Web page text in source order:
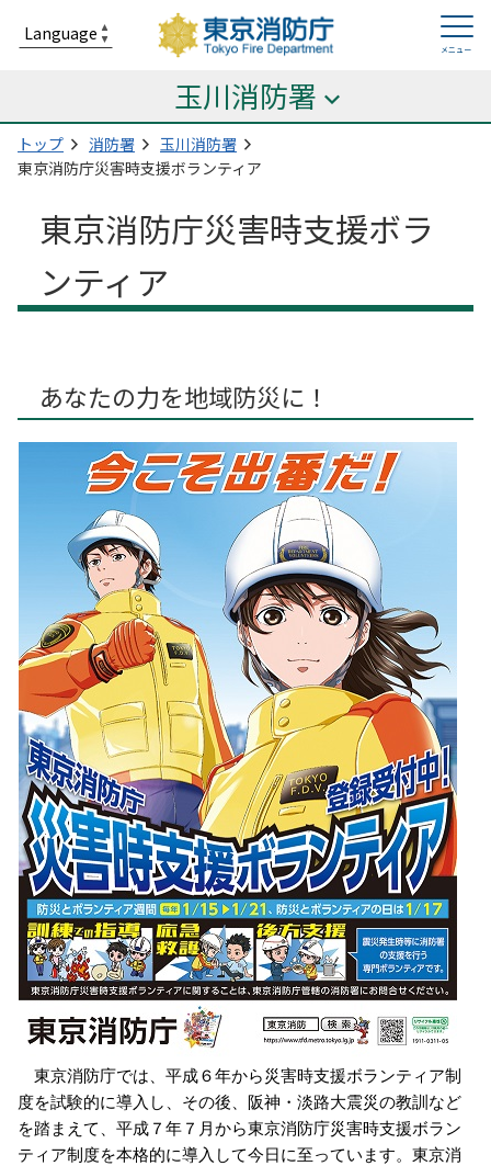
玉川消防署
トップ 消防署
玉川消防署
東京消防庁災害時支援ボランティア
東京消防庁災害時支援ボラ
ンティア
あなたの力を地域防災に！
東京消防庁では、平成６年から災害時支援ボランティア制
度を試験的に導入し、その後、阪神・淡路大震災の教訓など
を踏まえて、平成７年７月から東京消防庁災害時支援ボラン
ティア制度を本格的に導入して今日に至っています。東京消